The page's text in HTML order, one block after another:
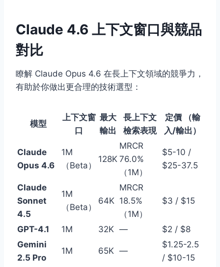
Claude 4.6 上下文窗口與競品
對比
瞭解 Claude Opus 4.6 在長上下文領域的競爭力，
有助於你做出更合理的技術選型：
模型
上下文窗
口
最大
輸出
長上下文
檢索表現
定價 （輸
入/輸出）
Claude
Opus 4.6
1M
（Beta）
128K
MRCR
76.0%
（1M）
$5-10 /
$25-37.5
Claude
Sonnet
4.5
1M
（Beta）
64K
MRCR
18.5%
（1M）
$3 / $15
GPT-4.1 1M 32K —
$2 / $8
Gemini
2.5 Pro
1M 65K —
$1.25-2.5
/ $10-15